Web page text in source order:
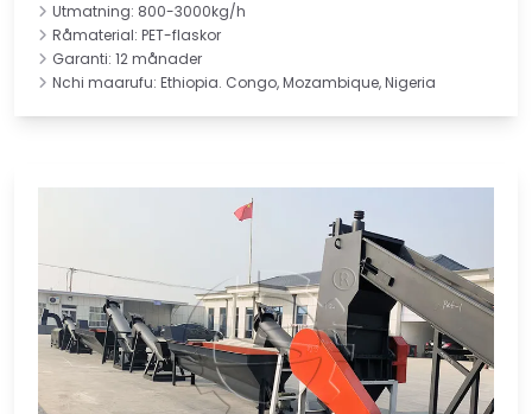
Utmatning: 800-3000kg/h
Råmaterial: PET-flaskor
Garanti: 12 månader
Nchi maarufu: Ethiopia. Congo, Mozambique, Nigeria